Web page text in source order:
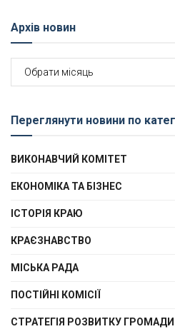
Архів новин
новин
Переглянути новини по
ВИКОНАВЧИЙ КОМІТЕТ
ЕКОНОМІКА ТА БІЗНЕС
ІСТОРІЯ КРАЮ
КРАЄЗНАВСТВО
МІСЬКА РАДА
ПОСТІЙНІ КОМІСІЇ
СТРАТЕГІЯ РОЗВИТКУ ГРОМАДИ